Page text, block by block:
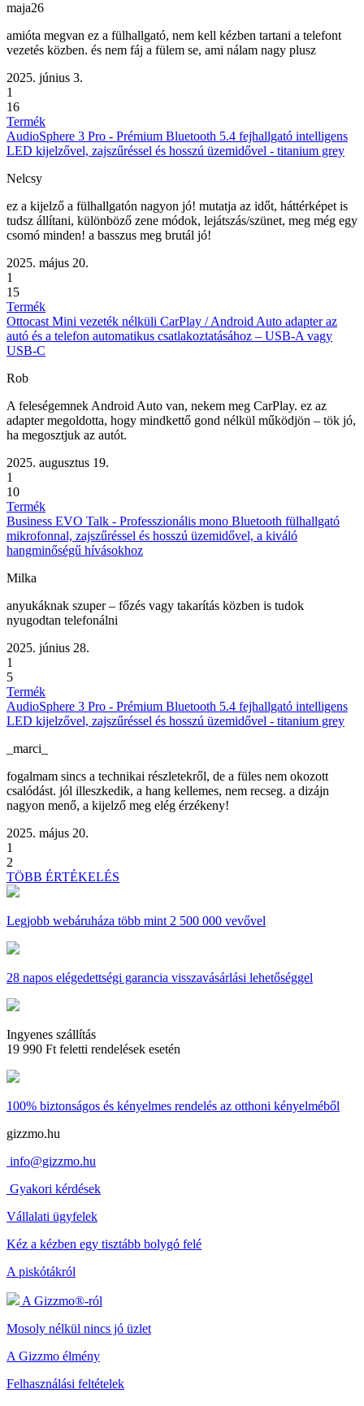
maja26
amióta megvan ez a fülhallgató, nem kell kézben tartani a telefont
vezetés közben. és nem fáj a fülem se, ami nálam nagy plusz
2025. június 3.
1
16
Termék
AudioSphere 3 Pro - Prémium Bluetooth 5.4 fejhallgató intelligens
LED kijelzővel, zajszűréssel és hosszú üzemidővel - titanium grey
Nelcsy
ez a kijelző a fülhallgatón nagyon jó! mutatja az időt, háttérképet is
tudsz állítani, különböző zene módok, lejátszás/szünet, meg még egy
csomó minden! a basszus meg brutál jó!
2025. május 20.
1
15
Termék
Ottocast Mini vezeték nélküli CarPlay / Android Auto adapter az
autó és a telefon automatikus csatlakoztatásához – USB-A vagy
USB-C
Rob
A feleségemnek Android Auto van, nekem meg CarPlay. ez az
adapter megoldotta, hogy mindkettő gond nélkül működjön – tök jó,
ha megosztjuk az autót.
2025. augusztus 19.
1
10
Termék
Business EVO Talk - Professzionális mono Bluetooth fülhallgató
mikrofonnal, zajszűréssel és hosszú üzemidővel, a kiváló
hangminőségű hívásokhoz
Milka
anyukáknak szuper – főzés vagy takarítás közben is tudok
nyugodtan telefonálni
2025. június 28.
1
5
Termék
AudioSphere 3 Pro - Prémium Bluetooth 5.4 fejhallgató intelligens
LED kijelzővel, zajszűréssel és hosszú üzemidővel - titanium grey
_marci_
fogalmam sincs a technikai részletekről, de a füles nem okozott
csalódást. jól illeszkedik, a hang kellemes, nem recseg. a dizájn
nagyon menő, a kijelző meg elég érzékeny!
2025. május 20.
1
2
TÖBB ÉRTÉKELÉS
Legjobb webáruháza több mint 2 500 000 vevővel
28 napos elégedettségi garancia visszavásárlási lehetőséggel
Ingyenes szállítás
19 990 Ft feletti rendelések esetén
100% biztonságos és kényelmes rendelés az otthoni kényelméből
gizzmo.hu
info@gizzmo.hu
Gyakori kérdések
Vállalati ügyfelek
Kéz a kézben egy tisztább bolygó felé
A piskótákról
A Gizzmo®-ról
Mosoly nélkül nincs jó üzlet
A Gizzmo élmény
Felhasználási feltételek